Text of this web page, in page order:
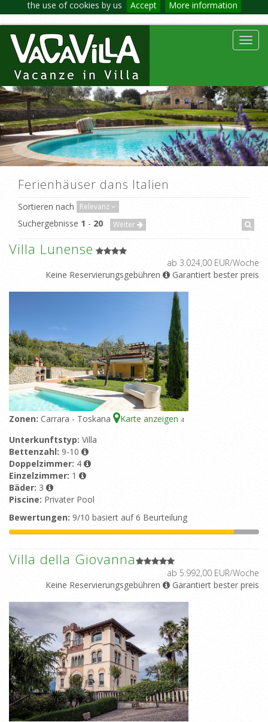
the use of cookies by us Accept More information
Ferienhäuser dans Italien
Sortieren nach Relevanz
Suchergebnisse 1 - 20 Weiter
Villa Lunense
ab 3.024,00 EUR/Woche
Keine Reservierungsgebühren
Garantiert bester preis
Zonen: Carrara - Toskana Karte anzeigen 4
Unterkunftstyp: Villa
Bettenzahl: 9-10
Doppelzimmer: 4
Einzelzimmer: 1
Bäder: 3
Piscine: Privater Pool
Bewertungen: 9/10 basiert auf 6 Beurteilung
Villa della Giovanna
ab 5.992,00 EUR/Woche
Keine Reservierungsgebühren
Garantiert bester preis